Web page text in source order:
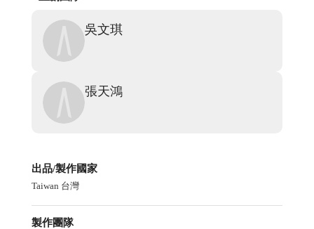
吳文琪
張天鴻
出品/製作國家
Taiwan 台灣
製作團隊